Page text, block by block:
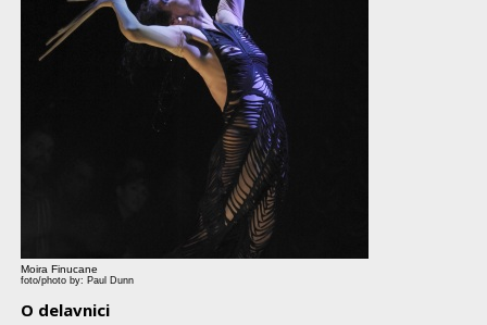
Moira Finucane
foto/photo by: Paul Dunn
O delavnici